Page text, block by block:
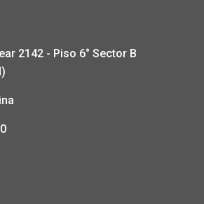
2142 - Piso 6° Sector B